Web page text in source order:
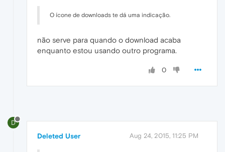
O ícone de downloads te dá uma indicação.
não serve para quando o download acaba
enquanto estou usando outro programa.
0
D
Deleted User Aug 24, 2015, 11:25 PM